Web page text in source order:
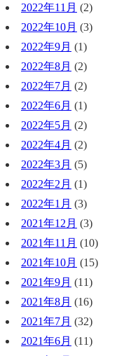
2022年11月 (2)
2022年10月 (3)
2022年9月 (1)
2022年8月 (2)
2022年7月 (2)
2022年6月 (1)
2022年5月 (2)
2022年4月 (2)
2022年3月 (5)
2022年2月 (1)
2022年1月 (3)
2021年12月 (3)
2021年11月 (10)
2021年10月 (15)
2021年9月 (11)
2021年8月 (16)
2021年7月 (32)
2021年6月 (11)